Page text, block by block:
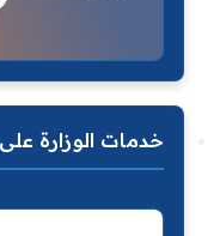
خدمات الوزارة